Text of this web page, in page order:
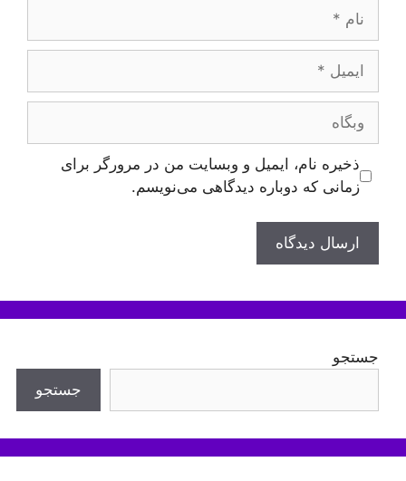
ایمیل
وبگاه
ذخیره نام، ایمیل و وبسایت من در مرورگر برای
زمانی که دوباره دیدگاهی می‌نویسم.
جستجو
جستجو